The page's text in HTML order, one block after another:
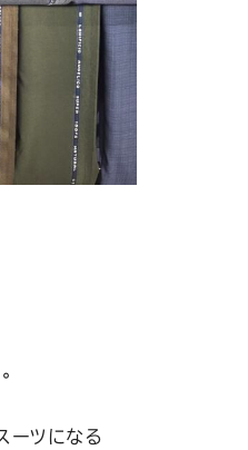
ーツになる